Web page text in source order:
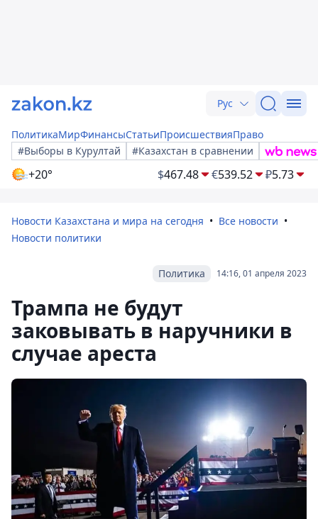
Рус
ПолитикаМирФинансыСтатьиПроисшествияПраво
#Выборы в Курултай
#Казахстан в сравнении
+20° $467.48 €539.52 ₽5.73
Новости Казахстана и мира на сегодня
Все новости
Новости политики
14:16, 01 апреля 2023
Политика
Трампа не будут
заковывать в наручники в
случае ареста